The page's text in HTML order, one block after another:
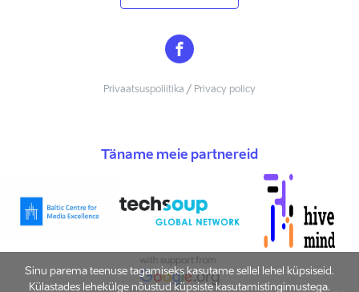
Privaatsuspoliitika / Privacy policy
Täname meie partnereid
Sinu parema teenuse tagamiseks kasutame sellel lehel küpsiseid.
Külastades lehekülge nõustud küpsiste kasutamistingimustega.